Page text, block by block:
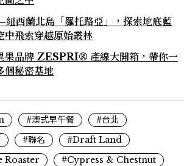
西蘭北島「羅托路亞」，探索地底藍
中飛索穿越原始叢林
果品牌 ZESPRI® 產線大開箱，帶你一
個秘密基地
#澳式早午餐
#台北
#聯名
#Draft Land
Roaster
#Cypress & Chestnut